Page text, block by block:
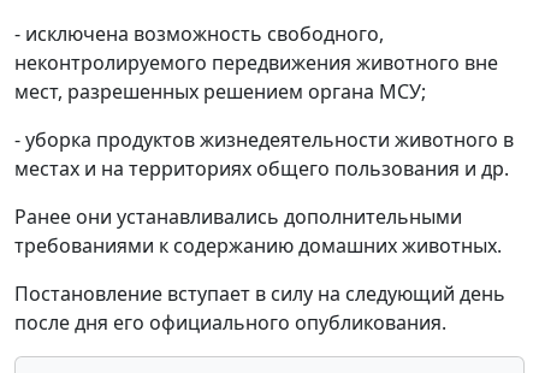
- исключена возможность свободного,
неконтролируемого передвижения животного вне
мест, разрешенных решением органа МСУ;
- уборка продуктов жизнедеятельности животного в
местах и на территориях общего пользования и др.
Ранее они устанавливались дополнительными
требованиями к содержанию домашних животных.
Постановление вступает в силу на следующий день
после дня его официального опубликования.